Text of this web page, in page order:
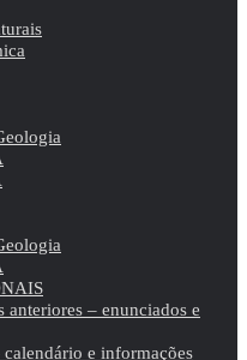
anteriores – enunciados e
e informações